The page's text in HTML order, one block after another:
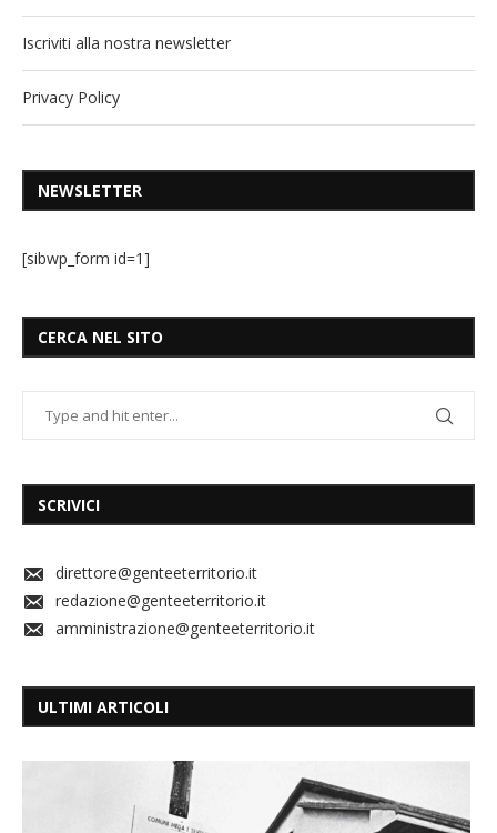
Iscriviti alla nostra newsletter
Privacy Policy
NEWSLETTER
[sibwp_form id=1]
CERCA NEL SITO
SCRIVICI
direttore@genteeterritorio.it
redazione@genteeterritorio.it
amministrazione@genteeterritorio.it
ULTIMI ARTICOLI